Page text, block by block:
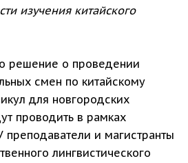
изучения китайского
решение о проведении
смен по китайскому
для новгородских
проводить в рамках
преподаватели и магистранты
лингвистического